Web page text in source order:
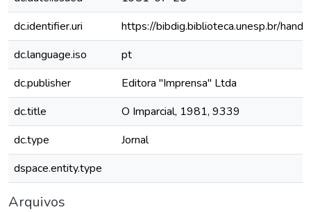
dc.identifier.uri
https://bibdig.biblioteca.unesp.br/
dc.language.iso
pt
dc.publisher
Editora "Imprensa" Ltda
dc.title
O Imparcial, 1981, 9339
dc.type
Jornal
dspace.entity.type
Arquivos